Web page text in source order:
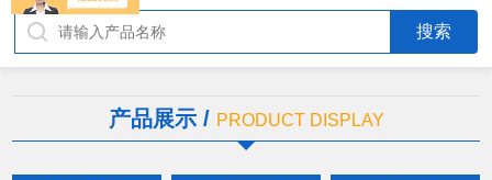
试验机.
产品展示 / PRODUCT DISPLAY